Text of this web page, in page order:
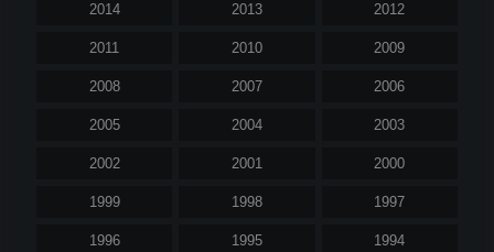
2014 2013 2012
2011 2010 2009
2008 2007 2006
2005 2004 2003
2002 2001 2000
1999 1998 1997
1996 1995 1994